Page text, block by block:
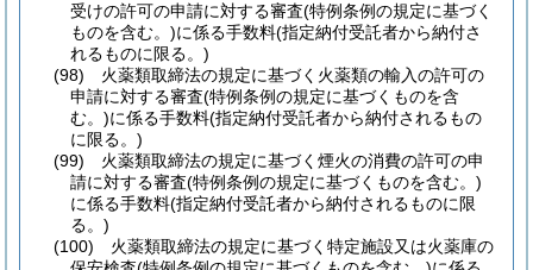
受けの許可の申請に対する審査(特例条例の規定に基づく
ものを含む。)に係る手数料(指定納付受託者から納付さ
れるものに限る。)
(98)
火薬類取締法の規定に基づく火薬類の輸入の許可の
申請に対する審査(特例条例の規定に基づくものを含
む。)に係る手数料(指定納付受託者から納付されるもの
に限る。)
(99)
火薬類取締法の規定に基づく煙火の消費の許可の申
請に対する審査(特例条例の規定に基づくものを含む。)
に係る手数料(指定納付受託者から納付されるものに限
る。)
(100)
火薬類取締法の規定に基づく特定施設又は火薬庫の